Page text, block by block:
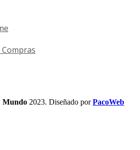
Mundo 2023. Diseñado porPacoWeb